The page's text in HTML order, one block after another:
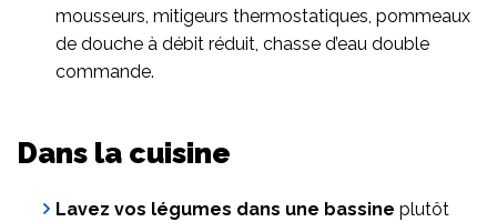
mousseurs, mitigeurs thermostatiques, pommeaux
de douche à débit réduit, chasse d’eau double
commande.
Dans la cuisine
Lavez vos légumes dans une bassine plutôt